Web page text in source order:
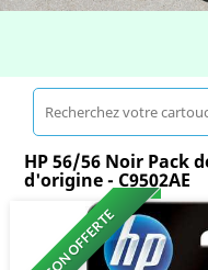
HP 56/56 Noir Pack
d'origine - C9502AE